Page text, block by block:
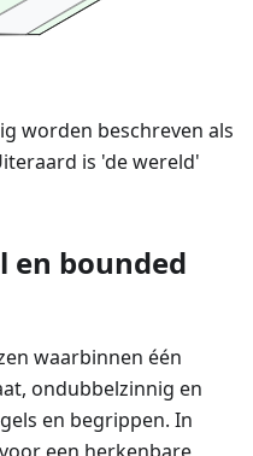
worden beschreven als
is 'de wereld'
en bounded
waarbinnen één
ondubbelzinnig en
en begrippen. In
een herkenbare